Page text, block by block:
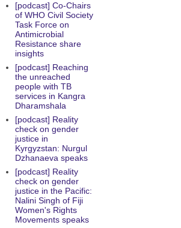
[podcast] Co-Chairs
of WHO Civil Society
Task Force on
Antimicrobial
Resistance share
insights
[podcast] Reaching
the unreached
people with TB
services in Kangra
Dharamshala
[podcast] Reality
check on gender
justice in
Kyrgyzstan: Nurgul
Dzhanaeva speaks
[podcast] Reality
check on gender
justice in the Pacific:
Nalini Singh of Fiji
Women's Rights
Movements speaks